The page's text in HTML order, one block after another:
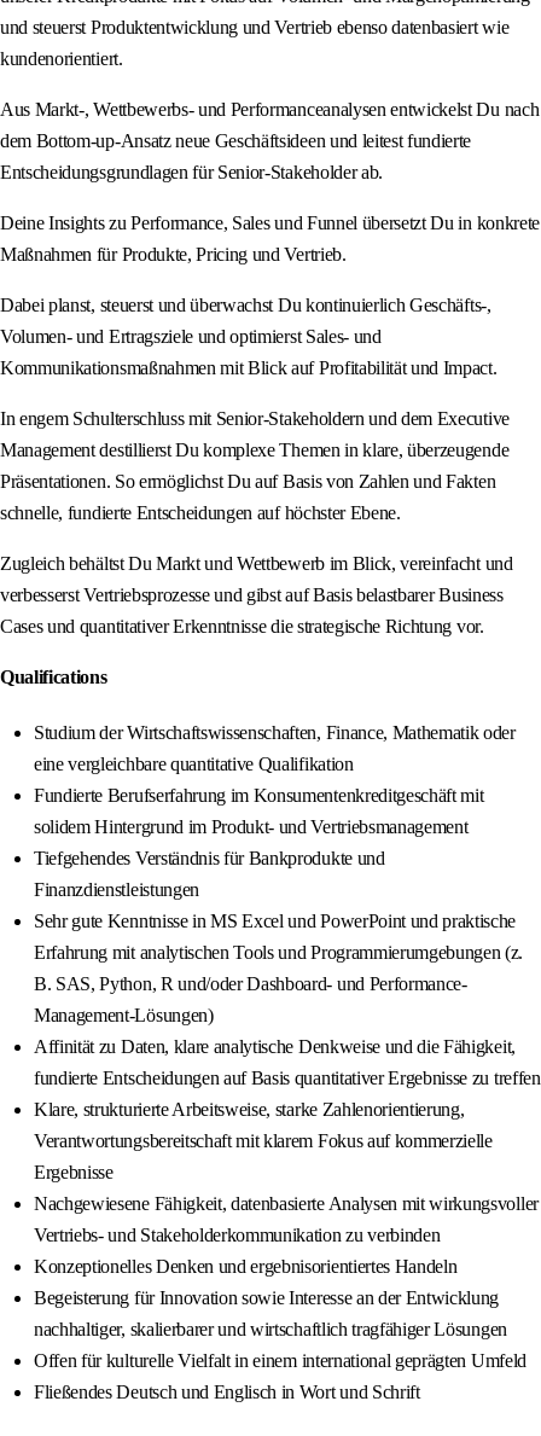
und steuerst Produktentwicklung und Vertrieb ebenso datenbasiert wie
kundenorientiert.
Aus Markt-, Wettbewerbs- und Performanceanalysen entwickelst Du nach
dem Bottom-up-Ansatz neue Geschäftsideen und leitest fundierte
Entscheidungsgrundlagen für Senior-Stakeholder ab.
Deine Insights zu Performance, Sales und Funnel übersetzt Du in konkrete
Maßnahmen für Produkte, Pricing und Vertrieb.
Dabei planst, steuerst und überwachst Du kontinuierlich Geschäfts-,
Volumen- und Ertragsziele und optimierst Sales- und
Kommunikationsmaßnahmen mit Blick auf Profitabilität und Impact.
In engem Schulterschluss mit Senior-Stakeholdern und dem Executive
Management destillierst Du komplexe Themen in klare, überzeugende
Präsentationen. So ermöglichst Du auf Basis von Zahlen und Fakten
schnelle, fundierte Entscheidungen auf höchster Ebene.
Zugleich behältst Du Markt und Wettbewerb im Blick, vereinfacht und
verbesserst Vertriebsprozesse und gibst auf Basis belastbarer Business
Cases und quantitativer Erkenntnisse die strategische Richtung vor.
Qualifications
Studium der Wirtschaftswissenschaften, Finance, Mathematik oder
eine vergleichbare quantitative Qualifikation
Fundierte Berufserfahrung im Konsumentenkreditgeschäft mit
solidem Hintergrund im Produkt- und Vertriebsmanagement
Tiefgehendes Verständnis für Bankprodukte und
Finanzdienstleistungen
Sehr gute Kenntnisse in MS Excel und PowerPoint und praktische
Erfahrung mit analytischen Tools und Programmierumgebungen (z.
B. SAS, Python, R und/oder Dashboard- und Performance-
Management-Lösungen)
Affinität zu Daten, klare analytische Denkweise und die Fähigkeit,
fundierte Entscheidungen auf Basis quantitativer Ergebnisse zu treffen
Klare, strukturierte Arbeitsweise, starke Zahlenorientierung,
Verantwortungsbereitschaft mit klarem Fokus auf kommerzielle
Ergebnisse
Nachgewiesene Fähigkeit, datenbasierte Analysen mit wirkungsvoller
Vertriebs- und Stakeholderkommunikation zu verbinden
Konzeptionelles Denken und ergebnisorientiertes Handeln
Begeisterung für Innovation sowie Interesse an der Entwicklung
nachhaltiger, skalierbarer und wirtschaftlich tragfähiger Lösungen
Offen für kulturelle Vielfalt in einem international geprägten Umfeld
Fließendes Deutsch und Englisch in Wort und Schrift